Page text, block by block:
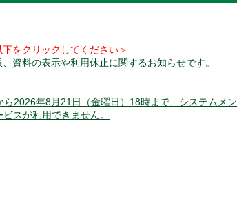
をクリックしてください＞
資料の表示や利用休止に関するお知らせです。
ら2026年8月21日（金曜日）18時まで、システムメン
スが利用できません。